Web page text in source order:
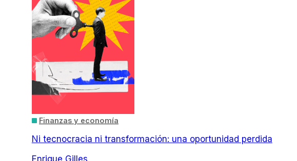
Finanzas y economía
Ni tecnocracia ni transformación: una oportunidad perdida